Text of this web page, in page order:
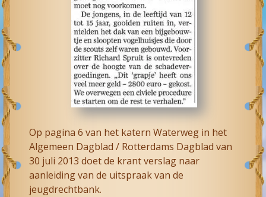
Op pagina 6 van het katern Waterweg in het
Algemeen Dagblad / Rotterdams Dagblad van
30 juli 2013 doet de krant verslag naar
aanleiding van de uitspraak van de
jeugdrechtbank.